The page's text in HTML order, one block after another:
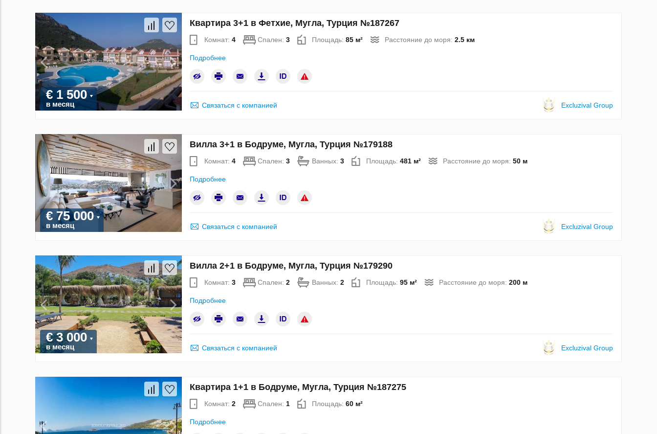
€ 1 500
в месяц
Квартира 3+1 в Фетхие, Мугла, Турция №187267
Комнат: 4 Спален: 3 Площадь: 85 м² Расстояние до моря: 2.5 км
Подробнее
Связаться с компанией Excluzival Group
€ 75 000
в месяц
Вилла 3+1 в Бодруме, Мугла, Турция №179188
Комнат: 4 Спален: 3 Ванных: 3 Площадь: 481 м² Расстояние до моря: 50 м
Подробнее
Связаться с компанией Excluzival Group
€ 3 000
в месяц
Вилла 2+1 в Бодруме, Мугла, Турция №179290
Комнат: 3 Спален: 2 Ванных: 2 Площадь: 95 м² Расстояние до моря: 200 м
Подробнее
Связаться с компанией Excluzival Group
Квартира 1+1 в Бодруме, Мугла, Турция №187275
Комнат: 2 Спален: 1 Площадь: 60 м²
Подробнее